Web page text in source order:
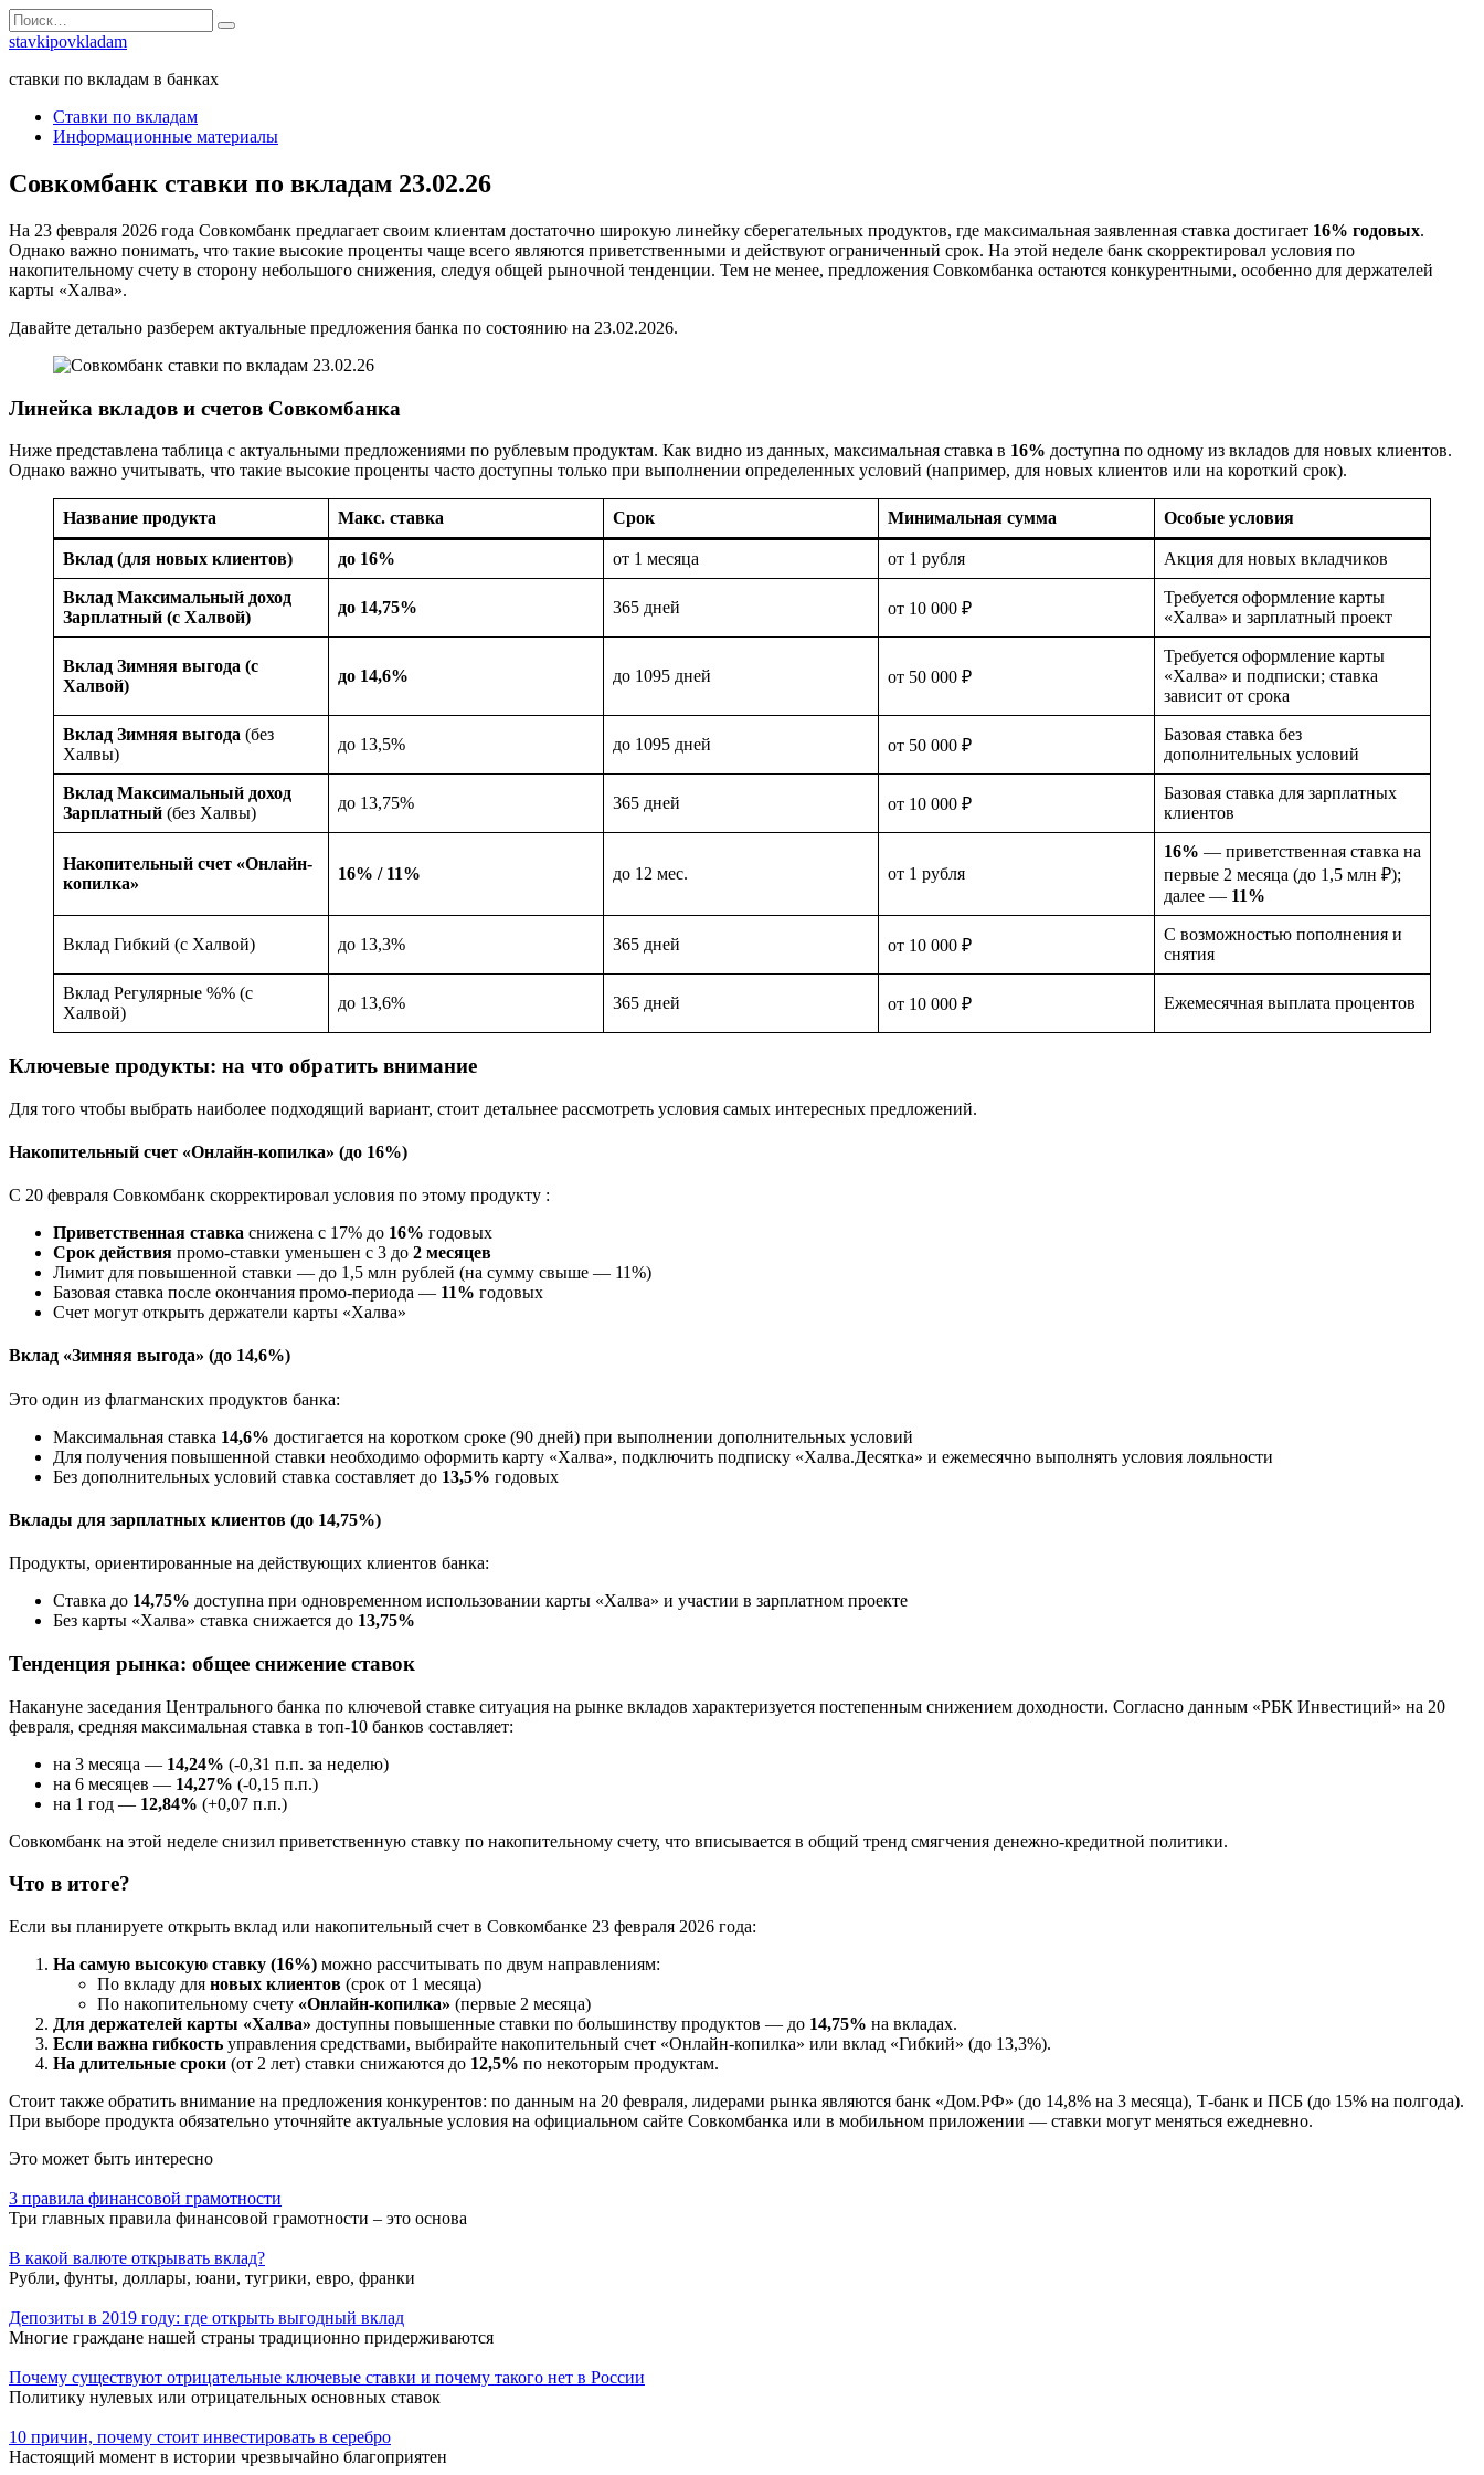
Перейти
к
содержанию
Search
for:
stavkipovkladam
ставки по вкладам в банках
Ставки по вкладам
Информационные материалы
Совкомбанк ставки по вкладам 23.02.26
На 23 февраля 2026 года Совкомбанк предлагает своим клиентам достаточно широкую линейку сберегательных продуктов, где максимальная заявленная ставка достигает 16% годовых.
Однако важно понимать, что такие высокие проценты чаще всего являются приветственными и действуют ограниченный срок. На этой неделе банк скорректировал условия по
накопительному счету в сторону небольшого снижения, следуя общей рыночной тенденции. Тем не менее, предложения Совкомбанка остаются конкурентными, особенно для держателей
карты «Халва».
Давайте детально разберем актуальные предложения банка по состоянию на 23.02.2026.
Линейка вкладов и счетов Совкомбанка
Ниже представлена таблица с актуальными предложениями по рублевым продуктам. Как видно из данных, максимальная ставка в 16% доступна по одному из вкладов для новых клиентов.
Однако важно учитывать, что такие высокие проценты часто доступны только при выполнении определенных условий (например, для новых клиентов или на короткий срок).
Название продукта Макс. ставка Срок Минимальная сумма Особые условия
Вклад (для новых клиентов) до 16% от 1 месяца от 1 рубля Акция для новых вкладчиков
Вклад Максимальный доход
Зарплатный (с Халвой)
до 14,75% 365 дней от 10 000 ₽
Требуется оформление карты
«Халва» и зарплатный проект
Вклад Зимняя выгода (с
Халвой)
до 14,6% до 1095 дней от 50 000 ₽
Требуется оформление карты
«Халва» и подписки; ставка
зависит от срока
Вклад Зимняя выгода (без
Халвы)
до 13,5% до 1095 дней от 50 000 ₽
Базовая ставка без
дополнительных условий
Вклад Максимальный доход
Зарплатный (без Халвы)
до 13,75% 365 дней от 10 000 ₽
Базовая ставка для зарплатных
клиентов
Накопительный счет «Онлайн-
копилка»
16% / 11% до 12 мес. от 1 рубля
16% — приветственная ставка на
первые 2 месяца (до 1,5 млн ₽);
далее — 11%
Вклад Гибкий (с Халвой) до 13,3% 365 дней от 10 000 ₽
С возможностью пополнения и
снятия
Вклад Регулярные %% (с
Халвой)
до 13,6% 365 дней от 10 000 ₽ Ежемесячная выплата процентов
Ключевые продукты: на что обратить внимание
Для того чтобы выбрать наиболее подходящий вариант, стоит детальнее рассмотреть условия самых интересных предложений.
Накопительный счет «Онлайн-копилка» (до 16%)
С 20 февраля Совкомбанк скорректировал условия по этому продукту :
Приветственная ставка снижена с 17% до 16% годовых
Срок действия промо-ставки уменьшен с 3 до 2 месяцев
Лимит для повышенной ставки — до 1,5 млн рублей (на сумму свыше — 11%)
Базовая ставка после окончания промо-периода — 11% годовых
Счет могут открыть держатели карты «Халва»
Вклад «Зимняя выгода» (до 14,6%)
Это один из флагманских продуктов банка:
Максимальная ставка 14,6% достигается на коротком сроке (90 дней) при выполнении дополнительных условий
Для получения повышенной ставки необходимо оформить карту «Халва», подключить подписку «Халва.Десятка» и ежемесячно выполнять условия лояльности
Без дополнительных условий ставка составляет до 13,5% годовых
Вклады для зарплатных клиентов (до 14,75%)
Продукты, ориентированные на действующих клиентов банка:
Ставка до 14,75% доступна при одновременном использовании карты «Халва» и участии в зарплатном проекте
Без карты «Халва» ставка снижается до 13,75%
Тенденция рынка: общее снижение ставок
Накануне заседания Центрального банка по ключевой ставке ситуация на рынке вкладов характеризуется постепенным снижением доходности. Согласно данным «РБК Инвестиций» на 20
февраля, средняя максимальная ставка в топ-10 банков составляет:
на 3 месяца — 14,24% (-0,31 п.п. за неделю)
на 6 месяцев — 14,27% (-0,15 п.п.)
на 1 год — 12,84% (+0,07 п.п.)
Совкомбанк на этой неделе снизил приветственную ставку по накопительному счету, что вписывается в общий тренд смягчения денежно-кредитной политики.
Что в итоге?
Если вы планируете открыть вклад или накопительный счет в Совкомбанке 23 февраля 2026 года:
На самую высокую ставку (16%) можно рассчитывать по двум направлениям:
По вкладу для новых клиентов (срок от 1 месяца)
По накопительному счету «Онлайн-копилка» (первые 2 месяца)
Для держателей карты «Халва» доступны повышенные ставки по большинству продуктов — до 14,75% на вкладах.
Если важна гибкость управления средствами, выбирайте накопительный счет «Онлайн-копилка» или вклад «Гибкий» (до 13,3%).
На длительные сроки (от 2 лет) ставки снижаются до 12,5% по некоторым продуктам.
Стоит также обратить внимание на предложения конкурентов: по данным на 20 февраля, лидерами рынка являются банк «Дом.РФ» (до 14,8% на 3 месяца), Т-банк и ПСБ (до 15% на полгода).
При выборе продукта обязательно уточняйте актуальные условия на официальном сайте Совкомбанка или в мобильном приложении — ставки могут меняться ежедневно.
Это может быть интересно
3 правила финансовой грамотности
Три главных правила финансовой грамотности – это основа
В какой валюте открывать вклад?
Рубли, фунты, доллары, юани, тугрики, евро, франки
Депозиты в 2019 году: где открыть выгодный вклад
Многие граждане нашей страны традиционно придерживаются
Почему существуют отрицательные ключевые ставки и почему такого нет в России
Политику нулевых или отрицательных основных ставок
10 причин, почему стоит инвестировать в серебро
Настоящий момент в истории чрезвычайно благоприятен